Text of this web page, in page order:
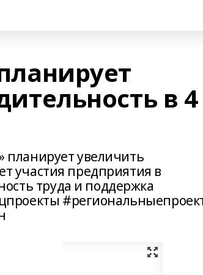
в 4
планирует увеличить
участия предприятия в
труда и поддержка